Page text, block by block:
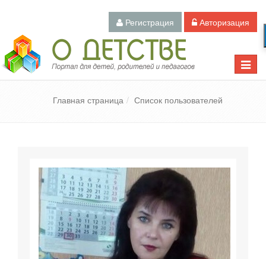
Регистрация Авторизация
Toggle
Педагогический портал «О детстве»
Главная страница Список пользователей